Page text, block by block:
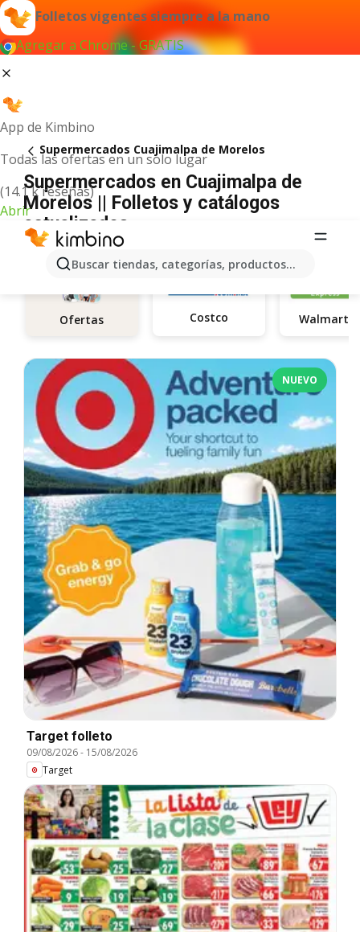
Folletos vigentes siempre a la mano
Agregar a Chrome - GRATIS
App de Kimbino
Todas las ofertas en un solo lugar
(14.1 k reseñas)
Abrir
Buscar tiendas, categorías, productos...
Supermercados Cuajimalpa de Morelos
Supermercados en Cuajimalpa de
Morelos || Folletos y catálogos
actualizados
Ofertas Costco
NUEVO
Target folleto
09/08/2026- 15/08/2026
Target